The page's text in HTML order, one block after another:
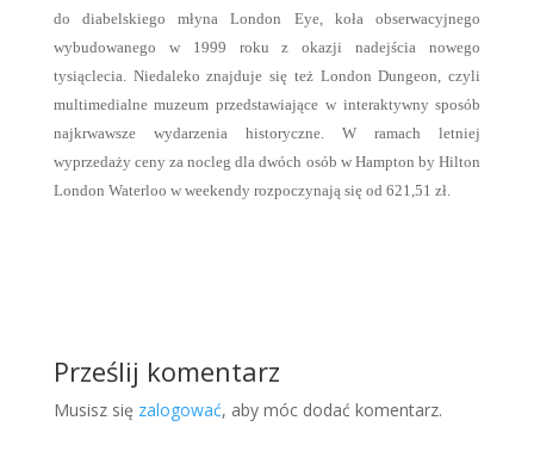
do diabelskiego młyna London Eye, koła obserwacyjnego
wybudowanego w 1999 roku z okazji nadejścia nowego
tysiąclecia. Niedaleko znajduje się też London Dungeon, czyli
multimedialne muzeum przedstawiające w interaktywny sposób
najkrwawsze wydarzenia historyczne. W ramach letniej
wyprzedaży ceny za nocleg dla dwóch osób w Hampton by Hilton
London Waterloo w weekendy rozpoczynają się od 621,51 zł.
Prześlij komentarz
Musisz się zalogować, aby móc dodać komentarz.